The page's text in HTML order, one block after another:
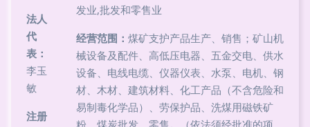
法人
代
表：
李玉
敏
注册
发业,批发和零售业
经营范围： 煤矿支护产品生产、销售；矿山机
械设备及配件、高低压电器、五金交电、供水
设备、电线电缆、仪器仪表、水泵、电机、钢
材、木材、建筑材料、化工产品（不含危险和
易制毒化学品）、劳保护品、洗煤用磁铁矿
粉、煤炭批发、零售。（依法须经批准的项